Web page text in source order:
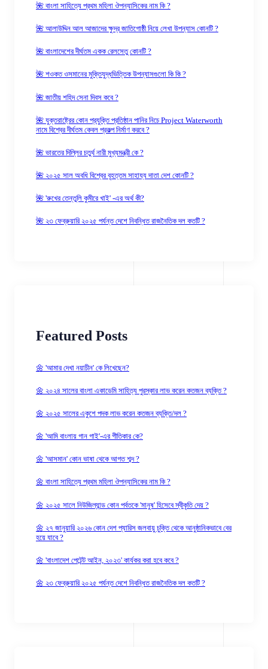
🌺 বাংলা সাহিত্যে প্রথম মহিলা ঔপন্যাসিকের নাম কি ?
🌺 আলাউদ্দিন আল আজাদের ক্ষুদ্র জাতিগোষ্ঠী নিয়ে লেখা উপন্যাস কোনটি ?
🌺 বাংলাদেশের দীর্ঘতম একক রেলসেতু কোনটি ?
🌺 শওকত ওসমানের মুক্তিযুদ্ধভিত্তিক উপন্যাসগুলো কি কি ?
🌺 জাতীয় শহিদ সেনা দিবস কবে ?
🌺 যুক্তরাষ্ট্রের কোন প্রযুক্তি প্রতিষ্ঠান পানির নিচে Project Waterworth
নামে বিশ্বের দীর্ঘতম কেবল প্রকল্প নির্মাণ করবে ?
🌺 ভারতের দিল্লির চতুর্থ নারী মুখ্যমন্ত্রী কে ?
🌺 ২০২৫ সাল অবধি বিশ্বের বৃহত্তম সাহায্য দাতা দেশ কোনটি ?
🌺 'রুখের তেন্তুলি কুমীরে খাই' -এর অর্থ কী?
🌺 ২৩ ফেব্রুয়ারি ২০২৫ পর্যন্ত দেশে নিবন্ধিত রাজনৈতিক দল কতটি ?
Featured Posts
🌼 'আমার দেখা নয়াচীন' কে লিখেছেন?
🌼 ২০২৪ সালের বাংলা একাডেমি সাহিত্য পুরস্কার লাভ করেন কতজন ব্যক্তি ?
🌼 ২০২৫ সালের একুশে পদক লাভ করেন কতজন ব্যক্তি/দল ?
🌼 'আমি বাংলায় গান গাই'-এর গীতিকার কে?
🌼 'আসমান' কোন ভাষা থেকে আগত শব্দ ?
🌼 বাংলা সাহিত্যে প্রথম মহিলা ঔপন্যাসিকের নাম কি ?
🌼 ২০২৫ সালে নিউজিল্যান্ড কোন পর্বতকে 'মানুষ' হিসেবে স্বীকৃতি দেয় ?
🌼 ২৭ জানুয়ারি ২০২৬ কোন দেশ প্যারিস জলবায়ু চুক্তি থেকে আনুষ্ঠানিকভাবে বের
হয়ে যাবে ?
🌼 'বাংলাদেশ পেটেন্ট আইন, ২০২৩' কার্যকর করা হবে কবে ?
🌼 ২৩ ফেব্রুয়ারি ২০২৫ পর্যন্ত দেশে নিবন্ধিত রাজনৈতিক দল কতটি ?